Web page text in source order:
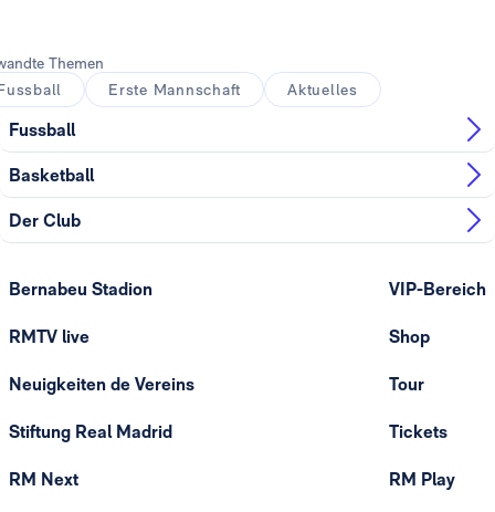
Themen
Erste Mannschaft Aktuelles
Fussball
Basketball
Der Club
Bernabeu Stadion
RMTV live
Neuigkeiten de Vereins
Stiftung Real Madrid
RM Next
VIP-Bereich
Shop
Tour
Tickets
RM Play